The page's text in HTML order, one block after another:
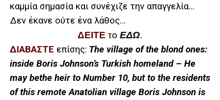
καμμία σημασία και συνέχιζε την απαγγελία…
Δεν έκανε ούτε ένα λάθος…
ΔΕΙΤΕ το ΕΔΩ.
ΔΙΑΒΑΣΤΕ επίσης: The village of the blond ones:
inside Boris Johnson’s Turkish homeland – He
may bethe heir to Number 10, but to the residents
of this remote Anatolian village Boris Johnson is